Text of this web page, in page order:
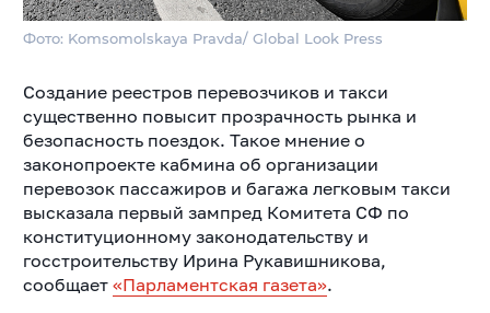
Фото: Komsomolskaya Pravda/ Global Look Press
Создание реестров перевозчиков и такси
существенно повысит прозрачность рынка и
безопасность поездок. Такое мнение о
законопроекте кабмина об организации
перевозок пассажиров и багажа легковым такси
высказала первый зампред Комитета СФ по
конституционному законодательству и
госстроительству Ирина Рукавишникова,
сообщает «Парламентская газета».